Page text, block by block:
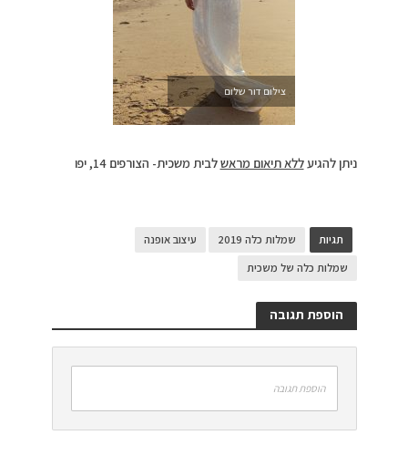
צילום דור שלום
ניתן להגיעללא תיאום מראשלבית משכית- הצורפים 14, יפו
תגיות שמלות כלה 2019
עיצוב אופנה
שמלות כלה של משכית
הוספת תגובה
הוספת תגובה